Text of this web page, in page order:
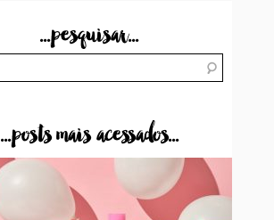
...pesquisar...
...posts mais acessados...